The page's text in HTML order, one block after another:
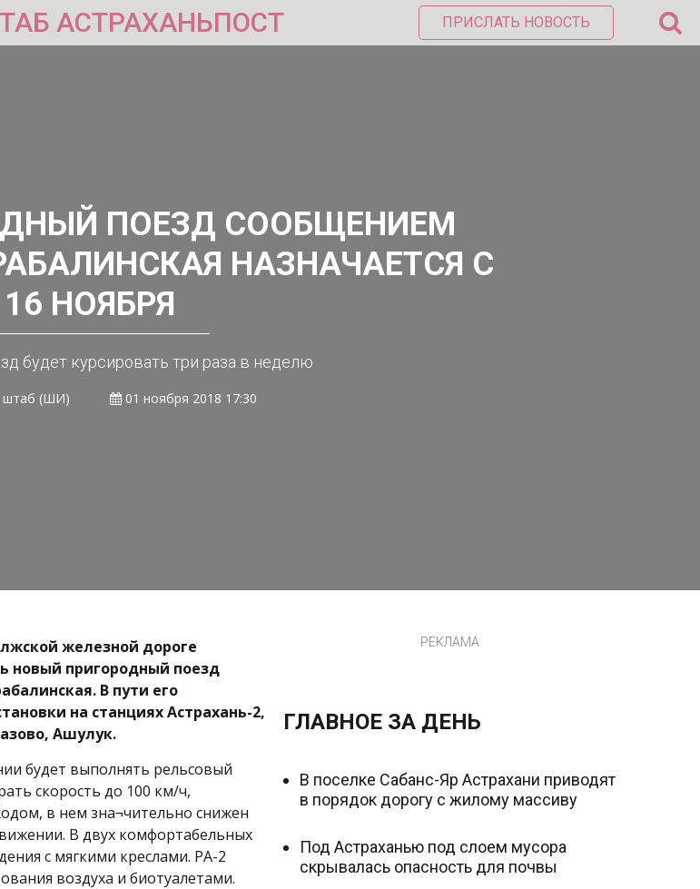
АСТРАХАНЬПОСТ ПРИСЛАТЬ НОВОСТЬ
ПОЕЗД СООБЩЕНИЕМ
НАЗНАЧАЕТСЯ С
16 НОЯБРЯ
будет курсировать три раза в неделю
штаб (ШИ) 01 ноября 2018 17:30
железной дороге
новый пригородный поезд
В пути его
на станциях Астрахань-2,
Ашулук.
будет выполнять рельсовый
скорость до 100 км/ч,
в нем зна¬чительно снижен
В двух комфортабельных
с мягкими креслами. РА-2
воздуха и биотуалетами.
РЕКЛАМА
ГЛАВНОЕ ЗА ДЕНЬ
В поселке Сабанс-Яр Астрахани приводят
в порядок дорогу с жилому массиву
Под Астраханью под слоем мусора
скрывалась опасность для почвы